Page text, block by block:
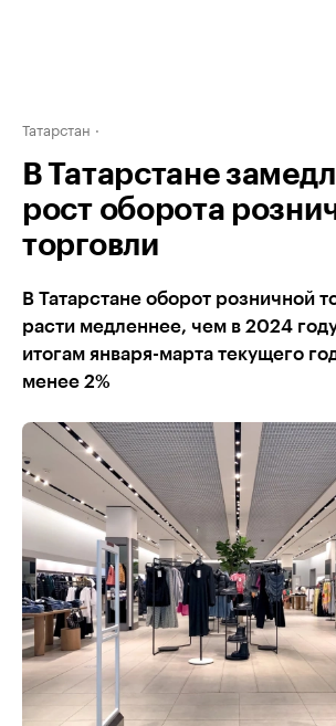
Татарстан
В Татарстане
рост оборота
торговли
В Татарстане оборот розничной
расти медленнее, чем в 2024
итогам января-марта текущего
менее 2%